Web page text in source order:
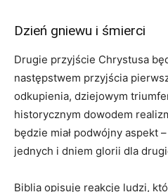
Dzień gniewu i śmierci
Drugie przyjście Chrystusa
następstwem przyjścia
odkupienia, dziejowym
historycznym dowodem
będzie miał podwójny aspekt
jednych i dniem glorii dla
Biblia opisuje reakcje ludzi,